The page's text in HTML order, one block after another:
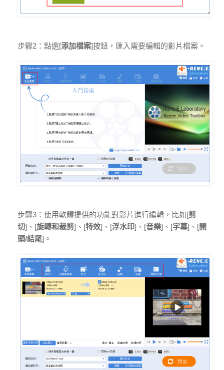
步驟2：點選[添加檔案]按鈕，匯入需要編輯的影片檔案。
步驟3：使用軟體提供的功能對影片進行編輯，比如[剪
切]、[旋轉和裁剪]、[特效]、[浮水印]、[音樂]、[字幕]、[開
頭/結尾]。